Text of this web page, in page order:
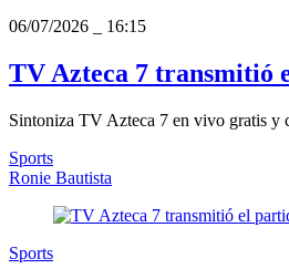
06/07/2026
16:15
TV Azteca 7 transmitió
Sintoniza TV Azteca 7 en vivo gratis y
Sports
Ronie Bautista
Sports